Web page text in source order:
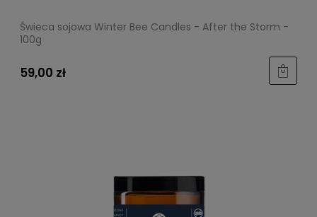
Świeca sojowa Winter Bee Candles - After the Storm -
100g
59,00 zł